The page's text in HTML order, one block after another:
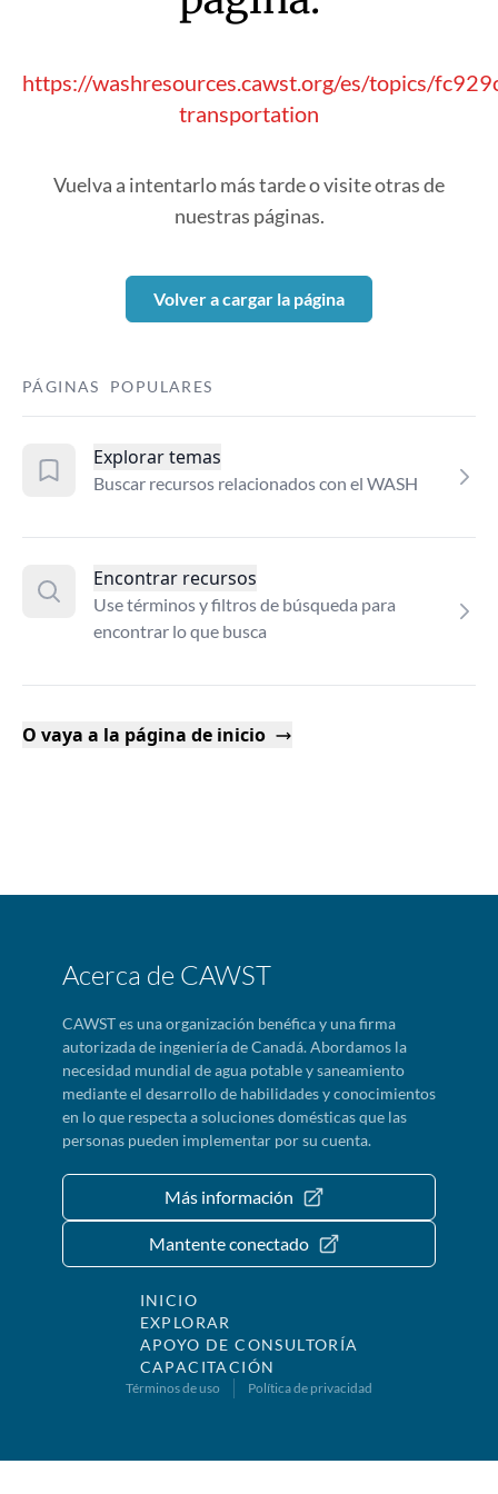
https://washresources.cawst.org/es/topics/
transportation
Vuelva a intentarlo más tarde o visite otras de
nuestras páginas.
Volver a cargar la página
PÁGINAS POPULARES
Explorar temas
Buscar recursos relacionados con el WASH
Encontrar recursos
Use términos y filtros de búsqueda para
encontrar lo que busca
O vaya a la página de inicio
Acerca de CAWST
CAWST es una organización benéfica y una firma
autorizada de ingeniería de Canadá. Abordamos la
necesidad mundial de agua potable y saneamiento
mediante el desarrollo de habilidades y conocimientos
en lo que respecta a soluciones domésticas que las
personas pueden implementar por su cuenta.
Más información
Mantente conectado
INICIO
EXPLORAR
APOYO DE CONSULTORÍA
CAPACITACIÓN
Términos de uso Política de privacidad